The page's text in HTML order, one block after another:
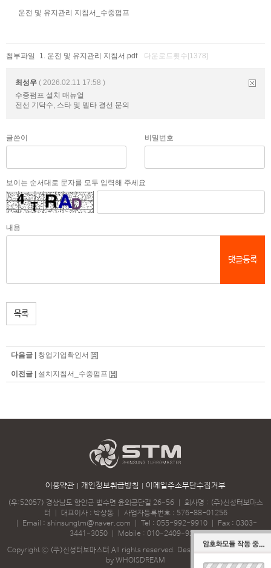
운전 및 유지관리 지침서_수중펌프
첨부파일 운전 및 유지관리 지침서.pdf 다운로드횟수[1378]
최성우 ( 2026.02.11 17:58 )
수중펌프 설치 매뉴얼
전선 기닥수, 스타 및 델타 결선 문의
글쓴이 비밀번호
보이는 순서대로 문자를 모두 입력해 주세요
내용
댓글등록
목록
다음글 | 창업기업확인서
이전글 | 설치지침서_수중펌프
이용약관 개인정보취급방침 이메일주소무단수집거부
(우:52057) 경상남도 함안군 법수면 윤외공단길 26-56
회사명 : (주)신성터보마스
터
대표이사 : 박상동｜ 사업자등록번호 : 576-88-01256
Email : shinsungtm@naver.com Tel : 055-992-9910
Fax : 0303-
3441-3050｜ Mobile : 010-2409-9218
Copyright ⓒ (주)신성터보마스터 All rights reserved. Designed & Programmed
by WHOISDREAM